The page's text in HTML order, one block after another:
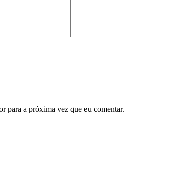
para a próxima vez que eu comentar.